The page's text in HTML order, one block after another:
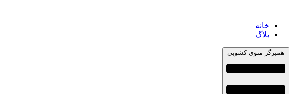
خانه
بلاگ
همبرگر منوی کشویی